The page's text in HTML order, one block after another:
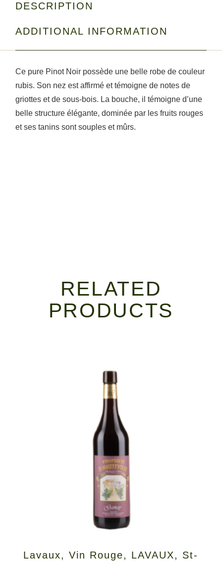
DESCRIPTION
ADDITIONAL INFORMATION
Ce pure Pinot Noir possède une belle robe de couleur
rubis. Son nez est affirmé et témoigne de notes de
griottes et de sous-bois. La bouche, il témoigne d’une
belle structure élégante, dominée par les fruits rouges
et ses tanins sont souples et mûrs.
RELATED
PRODUCTS
Lavaux,Vin Rouge, LAVAUX, St-